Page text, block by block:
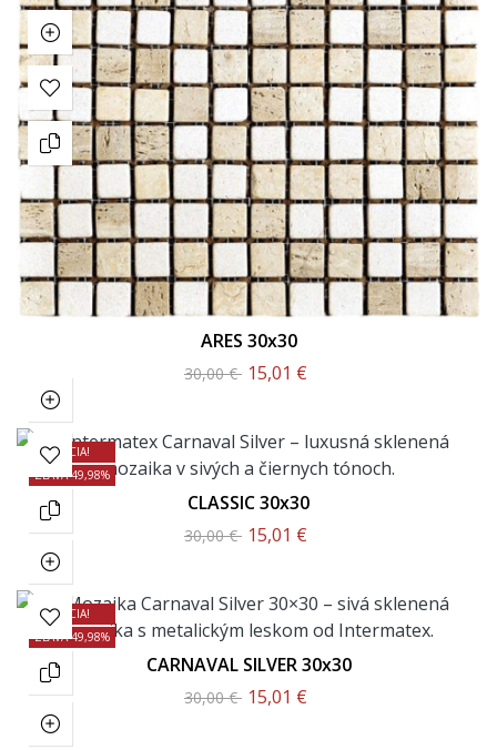
ARES 30x30
30,00 € 15,01 €
AKCIA!
ZĽAVA 49,98%
CLASSIC 30x30
30,00 € 15,01 €
AKCIA!
ZĽAVA 49,98%
CARNAVAL SILVER 30x30
30,00 € 15,01 €